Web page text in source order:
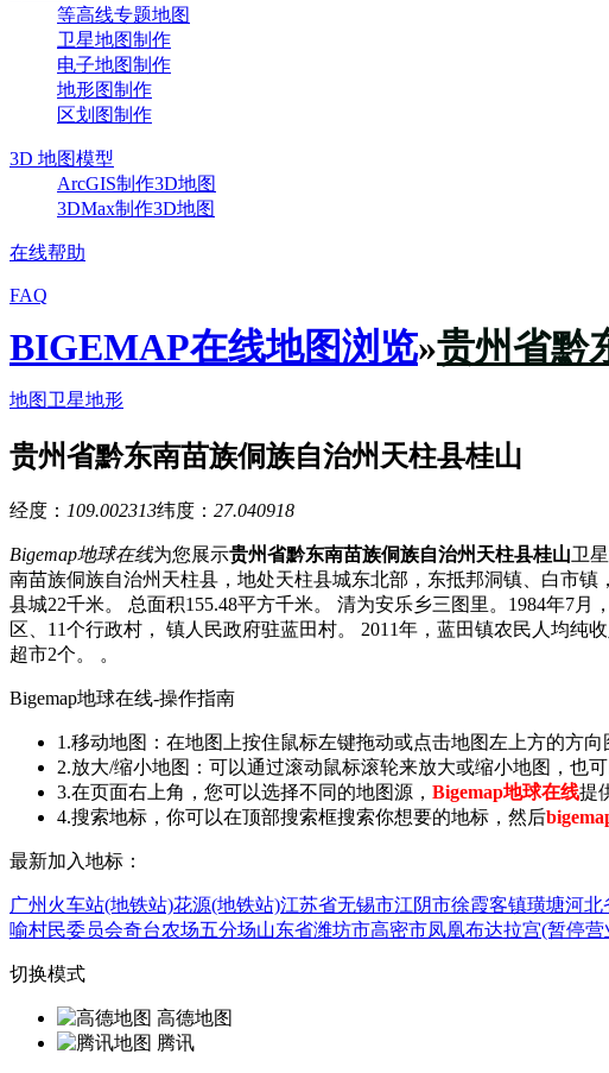
等高线专题地图
卫星地图制作
电子地图制作
地形图制作
区划图制作
3D 地图模型
ArcGIS制作3D地图
3DMax制作3D地图
在线帮助
FAQ
BIGEMAP在线地图浏览»贵州省黔
地图卫星地形
贵州省黔东南苗族侗族自治州天柱县桂山
经度： 109.002313纬度： 27.040918
Bigemap地球在线为您展示贵州省黔东南苗族侗族自治州天柱县桂山卫
南苗族侗族自治州天柱县，地处天柱县城东北部，东抵邦洞镇、白市
县城22千米。 总面积155.48平方千米。 清为安乐乡三图里。1984年7
区、11个行政村， 镇人民政府驻蓝田村。 2011年，蓝田镇农民人均纯
超市2个。 。
Bigemap地球在线-操作指南
1.移动地图：在地图上按住鼠标左键拖动或点击地图左上方的方向
2.放大/缩小地图：可以通过滚动鼠标滚轮来放大或缩小地图，也
3.在页面右上角，您可以选择不同的地图源， Bigemap地球在线提
4.搜索地标，你可以在顶部搜索框搜索你想要的地标，然后
最新加入地标：
广州火车站(地铁站)花源(地铁站)江苏省无锡市江阴市徐霞客镇璜塘河北
喻村民委员会奇台农场五分场山东省潍坊市高密市凤凰布达拉宫(暂停营
切换模式
高德地图
腾讯